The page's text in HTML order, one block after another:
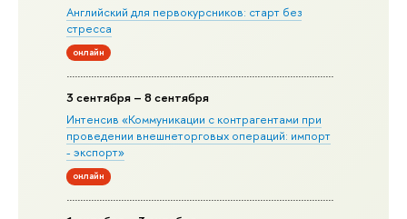
Английский для первокурсников: старт без
стресса
онлайн
3 сентября – 8 сентября
Интенсив «Коммуникации с контрагентами при
проведении внешнеторговых операций: импорт
- экспорт»
онлайн